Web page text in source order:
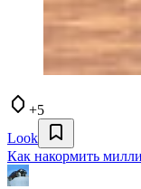
+5
Look
Как накормить